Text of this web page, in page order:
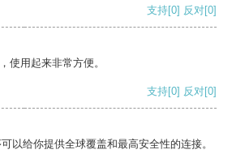
支持[0] 反对[0]
使用起来非常方便。
支持[0] 反对[0]
以给你提供全球覆盖和最高安全性的连接。